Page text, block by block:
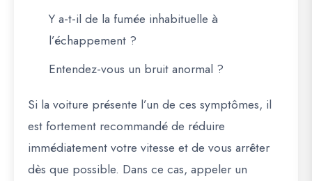
Y a-t-il de la fumée inhabituelle à
l’échappement ?
Entendez-vous un bruit anormal ?
Si la voiture présente l’un de ces symptômes, il
est fortement recommandé de réduire
immédiatement votre vitesse et de vous arrêter
dès que possible. Dans ce cas, appeler un